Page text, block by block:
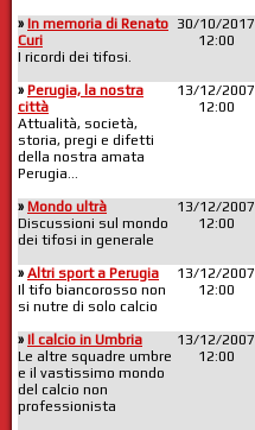
» In memoria di Renato
Curi
I ricordi dei tifosi.
30/10/2017
12:00
» Perugia, la nostra
città
Attualità, società,
storia, pregi e difetti
della nostra amata
Perugia...
13/12/2007
12:00
» Mondo ultrà
Discussioni sul mondo
dei tifosi in generale
13/12/2007
12:00
» Altri sport a Perugia
Il tifo biancorosso non
si nutre di solo calcio
13/12/2007
12:00
» Il calcio in Umbria
Le altre squadre umbre
e il vastissimo mondo
del calcio non
professionista
13/12/2007
12:00